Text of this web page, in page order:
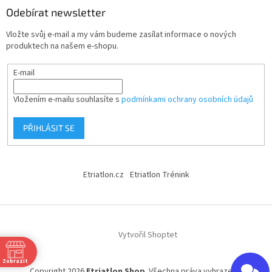
Odebírat newsletter
Vložte svůj e-mail a my vám budeme zasílat informace o nových
produktech na našem e-shopu.
E-mail
Vložením e-mailu souhlasíte s podmínkami ochrany osobních údajů
PŘIHLÁSIT SE
Etriatlon.cz Etriatlon Trénink
Vytvořil Shoptet
Zobrazit